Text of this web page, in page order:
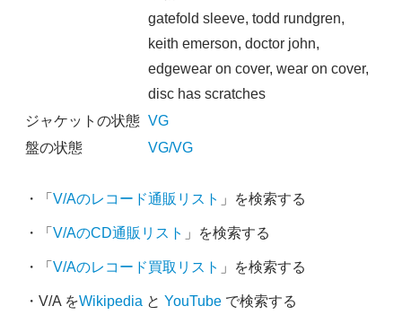
gatefold sleeve, todd rundgren,
keith emerson, doctor john,
edgewear on cover, wear on cover,
disc has scratches
ジャケットの状態 VG
盤の状態
VG/VG
・「 V/Aのレコード通販リスト 」を検索する
・「 V/AのCD通販リスト 」を検索する
・「 V/Aのレコード買取リスト 」を検索する
・V/A をWikipedia と YouTubeで検索する